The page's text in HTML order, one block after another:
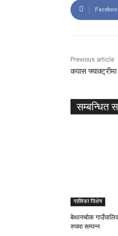
Previous article
कपास
सम्बन्धित
पालिका विशेष
बेथानचोक
रुपमा सम्पन्न